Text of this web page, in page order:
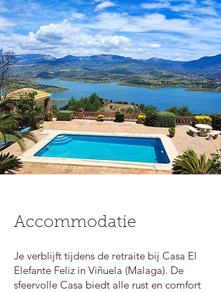
Accommodatie
Je verblijft tijdens de retraite bij Casa El
Elefante Feliz in Viñuela (Malaga). De
sfeervolle Casa biedt alle rust en comfort